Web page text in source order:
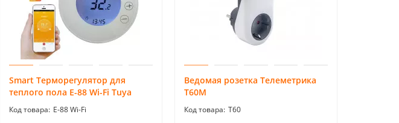
Smart Терморегулятор для
теплого пола Е-88 Wi-Fi Tuya
E-88 Wi-Fi
Ведомая розетка Телеметрика
T60М
Т60